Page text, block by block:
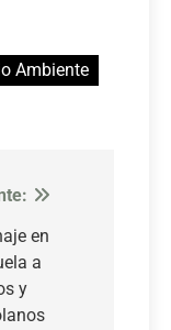
Ambiente
en
a
y